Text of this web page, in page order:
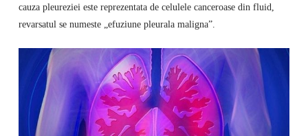
cauza pleureziei este reprezentata de celulele canceroase din fluid,
revarsatul se numeste „efuziune pleurala maligna”.